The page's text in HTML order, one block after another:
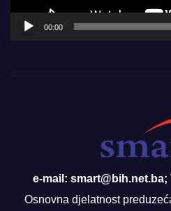
00:00
e-mail: smart@bih.net.ba;
Osnovna djelatnost